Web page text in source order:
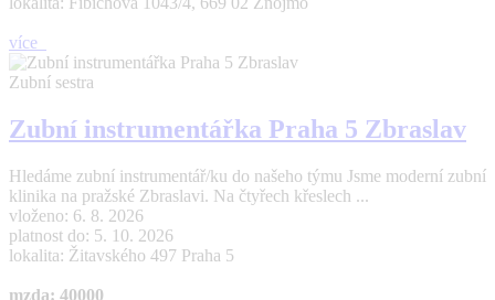
více
Zubní sestra
Zubní instrumentářka Praha 5 Zbraslav
Hledáme zubní instrumentář/ku do našeho týmu Jsme moderní zubní
klinika na pražské Zbraslavi. Na čtyřech křeslech ...
vloženo: 6. 8. 2026
platnost do: 5. 10. 2026
lokalita: Žitavského 497 Praha 5
mzda: 40000